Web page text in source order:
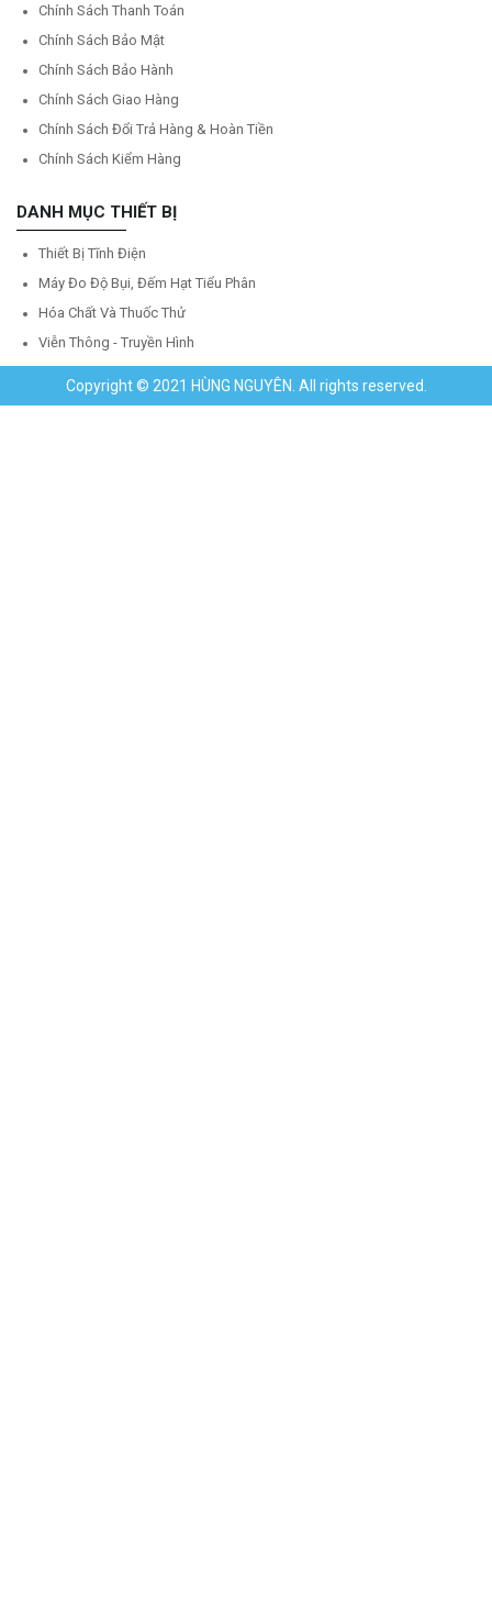
Chính Sách Thanh Toán
Chính Sách Bảo Mật
Chính Sách Bảo Hành
Chính Sách Giao Hàng
Chính Sách Đổi Trả Hàng & Hoàn Tiền
Chính Sách Kiểm Hàng
DANH MỤC THIẾT BỊ
Thiết Bị Tĩnh Điện
Máy Đo Độ Bụi, Đếm Hạt Tiểu Phân
Hóa Chất Và Thuốc Thử
Viễn Thông - Truyền Hình
Copyright © 2021 HÙNG NGUYÊN. All rights reserved.